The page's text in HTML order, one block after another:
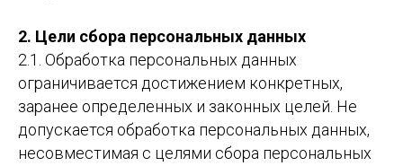
2. Цели сбора персональных данных
2.1. Обработка персональных данных
ограничивается достижением конкретных,
заранее определенных и законных целей. Не
допускается обработка персональных данных,
несовместимая с целями сбора персональных